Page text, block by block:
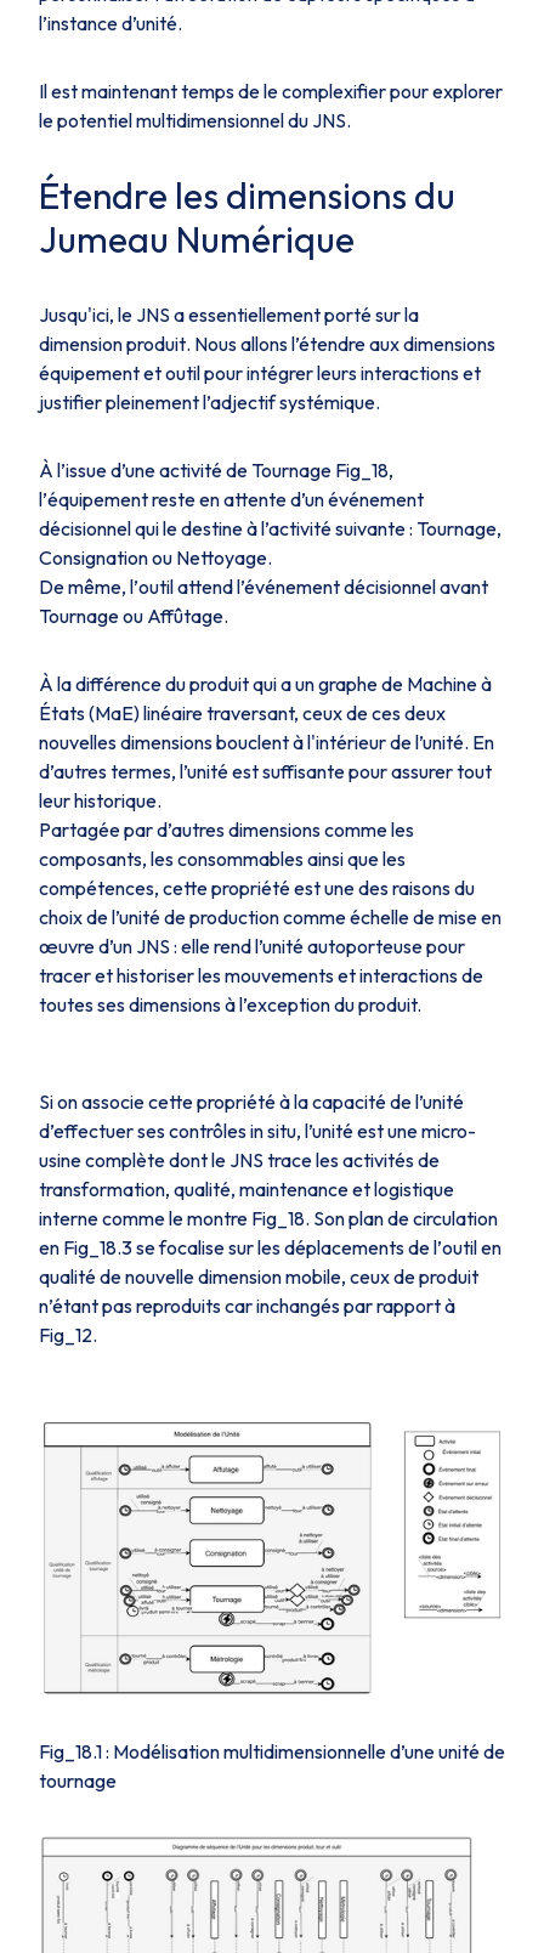
l’instance d’unité.
Il est maintenant temps de le complexifier pour explorer
le potentiel multidimensionnel du JNS.
Étendre les dimensions du
Jumeau Numérique
Jusqu'ici, le JNS a essentiellement porté sur la
dimensionproduit. Nous allons l’étendre aux dimensions
équipementetoutilpour intégrer leurs interactions et
justifier pleinement l’adjectifsystémique.
À l’issue d’une activité de Tournage Fig_18,
l’équipementreste en attente d’un événement
décisionnel qui le destine à l’activité suivante : Tournage,
Consignationou Nettoyage.
De même, l’outilattend l’événement décisionnel avant
Tournageou Affûtage.
À la différence duproduitqui a un graphe de Machine à
États (MaE) linéaire traversant, ceux de ces deux
nouvelles dimensions bouclent à l'intérieur de l’unité. En
d’autres termes, l’unité est suffisante pour assurer tout
leur historique.
Partagée par d’autres dimensions comme les
composants, lesconsommablesainsi que les
compétences, cette propriété est une des raisons du
choix de l’unité de production comme échelle de mise en
œuvre d’un JNS : elle rend l’unité autoporteuse pour
tracer et historiser les mouvements et interactions de
toutes ses dimensions à l’exception du produit.
Si on associe cette propriété à la capacité de l’unité
d’effectuer ses contrôles in situ, l’unité est une micro-
usine complète dont le JNS trace les activités de
transformation, qualité, maintenance et logistique
interne comme le montre Fig_18. Son plan de circulation
en Fig_18.3se focalise sur les déplacements de l’outilen
qualité de nouvelle dimension mobile, ceux deproduit
n’étant pas reproduits car inchangés par rapport à
Fig_12.
Fig_18.1 : Modélisation multidimensionnelle d’une unité de
tournage